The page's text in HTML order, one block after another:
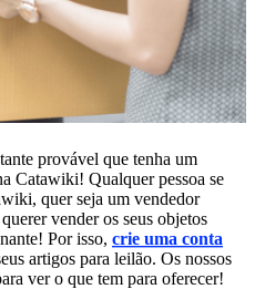
provável que tenha um
Catawiki! Qualquer pessoa se
quer seja um vendedor
vender os seus objetos
Por isso, crie uma conta
artigos para leilão. Os nossos
ver o que tem para oferecer!